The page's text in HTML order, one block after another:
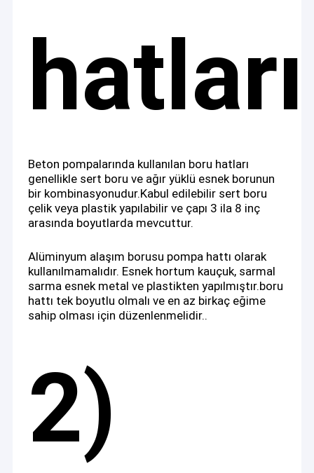
Ev
Ürün:% s
Hakkımızda
hatları
Beton pompalarında kullanılan boru hatları
genellikle sert boru ve ağır yüklü esnek borunun
bir kombinasyonudur.Kabul edilebilir sert boru
çelik veya plastik yapılabilir ve çapı 3 ila 8 inç
arasında boyutlarda mevcuttur.
Alüminyum alaşım borusu pompa hattı olarak
kullanılmamalıdır. Esnek hortum kauçuk, sarmal
sarma esnek metal ve plastikten yapılmıştır.boru
hattı tek boyutlu olmalı ve en az birkaç eğime
sahip olması için düzenlenmelidir..
2)
◆ Achieve Innovations (Changsha) Co., Ltd., müşterilerinin
karlılığını artırmayı amaçlamaktadır.